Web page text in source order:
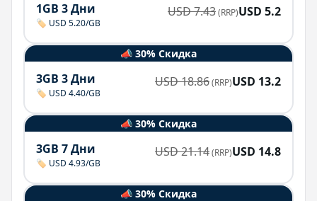
1GB 3 Дни
🏷️ USD 5.20/GB
USD7.43(RRP)USD 5.2
📣 30% Скидка
3GB 3 Дни
🏷️ USD 4.40/GB
USD18.86(RRP)USD 13.2
📣 30% Скидка
3GB 7 Дни
🏷️ USD 4.93/GB
USD21.14(RRP)USD 14.8
📣 30% Скидка